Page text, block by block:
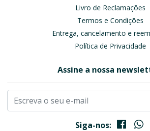
Livro de Reclamações
Termos e Condições
Entrega, cancelamento e
Política de Privacidade
Assine a nossa
Siga-nos: